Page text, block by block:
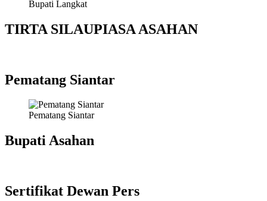
Bupati Langkat
TIRTA SILAUPIASA ASAHAN
Pematang Siantar
Pematang Siantar
Bupati Asahan
Sertifikat Dewan Pers